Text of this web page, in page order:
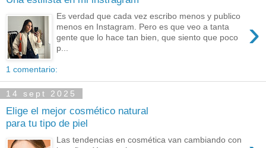
›
Es verdad que cada vez escribo menos y publico
menos en Instagram. Pero es que veo a tanta
gente que lo hace tan bien, que siento que poco
p...
1 comentario:
14 sept 2025
Elige el mejor cosmético natural
para tu tipo de piel
Las tendencias en cosmética van cambiando con